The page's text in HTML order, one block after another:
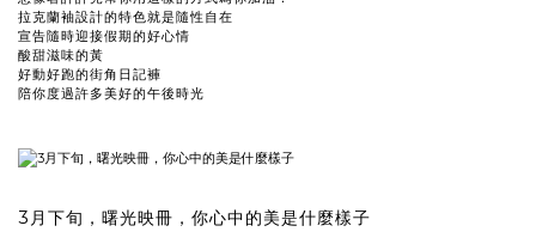
拉克蘭袖設計的特色就是隨性自在
宣告隨時迎接假期的好心情
酸甜滋味的黃
好動好跑的街角日記褲
陪你度過許多美好的午後時光
3月下旬，曙光映冊，你心中的美是什麼樣子